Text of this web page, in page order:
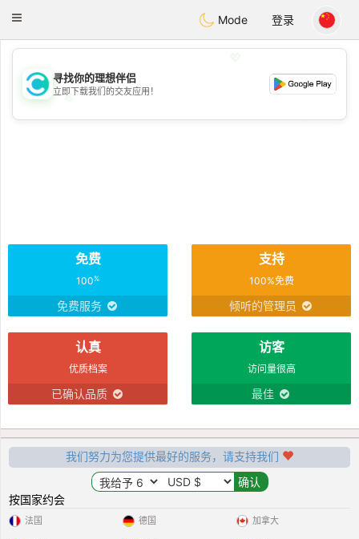
Citas
Toggle
Mode 登录
💖
💕
寻找你的理想伴侣
立即下载我们的交友应用！
免费
100%
免费服务
支持
100%免费
倾听的管理员
认真
优质档案
已确认品质
访客
访问量很高
最佳
我们努力为您提供最好的服务，请支持我们
按国家约会
法国 德国 加拿大